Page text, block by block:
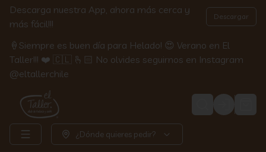
Descarga nuestra App, ahora más cerca y
más fácil!!!
Descargar
🍦Siempre es buen día para Helado! 😍 Verano en El
Taller!!! ❤️ 🇨🇱 🫰🏻 No olvides seguirnos en Instagram
@eltallerchile
Login
¿Dónde quieres pedir?